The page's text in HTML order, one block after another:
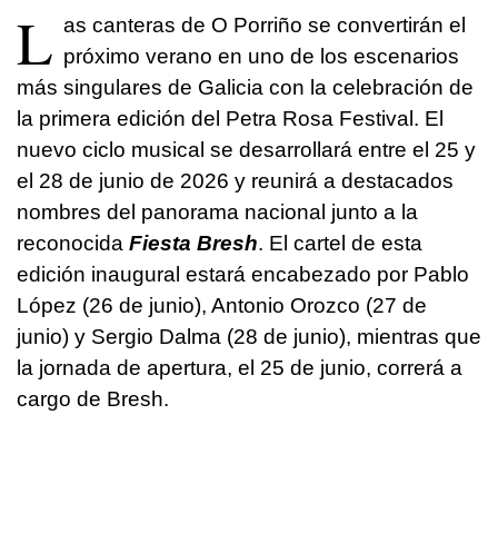
L as canteras de O Porriño se convertirán el
próximo verano en uno de los escenarios
más singulares de Galicia con la celebración de
la primera edición del Petra Rosa Festival. El
nuevo ciclo musical se desarrollará entre el 25 y
el 28 de junio de 2026 y reunirá a destacados
nombres del panorama nacional junto a la
reconocida Fiesta Bresh. El cartel de esta
edición inaugural estará encabezado por Pablo
López (26 de junio), Antonio Orozco (27 de
junio) y Sergio Dalma (28 de junio), mientras que
la jornada de apertura, el 25 de junio, correrá a
cargo de Bresh.